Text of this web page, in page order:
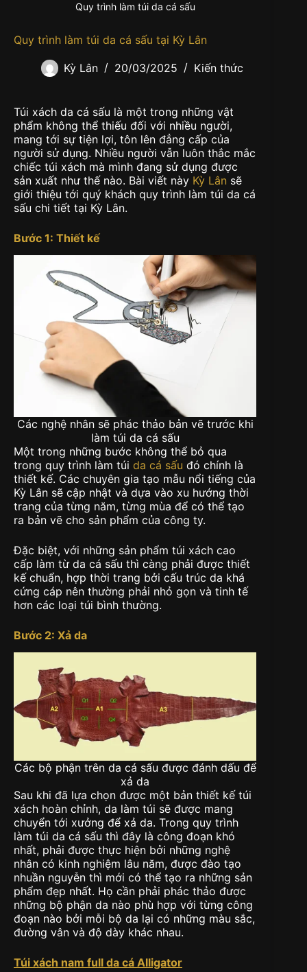
Quy trình làm túi da cá sấu
Quy trình làm túi da cá sấu tại Kỳ Lân
Kỳ Lân 20/03/2025 Kiến thức
Túi xách da cá sấu là một trong những vật
phẩm không thể thiếu đối với nhiều người,
mang tới sự tiện lợi, tôn lên đẳng cấp của
người sử dụng. Nhiều người vẫn luôn thắc mắc
chiếc túi xách mà mình đang sử dụng được
sản xuất như thế nào. Bài viết này Kỳ Lân sẽ
giới thiệu tới quý khách quy trình làm túi da cá
sấu chi tiết tại Kỳ Lân.
Bước 1: Thiết kế
Các nghệ nhân sẽ phác thảo bản vẽ trước khi
làm túi da cá sấu
Một trong những bước không thể bỏ qua
trong quy trình làm túi da cá sấu đó chính là
thiết kế. Các chuyên gia tạo mẫu nổi tiếng của
Kỳ Lân sẽ cập nhật và dựa vào xu hướng thời
trang của từng năm, từng mùa để có thể tạo
ra bản vẽ cho sản phẩm của công ty.
Đặc biệt, với những sản phẩm túi xách cao
cấp làm từ da cá sấu thì càng phải được thiết
kế chuẩn, hợp thời trang bởi cấu trúc da khá
cứng cáp nên thường phải nhỏ gọn và tinh tế
hơn các loại túi bình thường.
Bước 2: Xả da
Các bộ phận trên da cá sấu được đánh dấu để
xả da
Sau khi đã lựa chọn được một bản thiết kế túi
xách hoàn chỉnh, da làm túi sẽ được mang
chuyển tới xưởng để xả da. Trong quy trình
làm túi da cá sấu thì đây là công đoạn khó
nhất, phải được thực hiện bởi những nghệ
nhân có kinh nghiệm lâu năm, được đào tạo
nhuần nguyễn thì mới có thể tạo ra những sản
phẩm đẹp nhất. Họ cần phải phác thảo được
những bộ phận da nào phù hợp với từng công
đoạn nào bởi mỗi bộ da lại có những màu sắc,
đường vân và độ dày khác nhau.
Túi xách nam full da cá Alligator